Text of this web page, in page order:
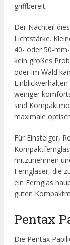
griffbereit.
Der Nachteil
Lichtstärke.
40- oder 50-
kein großes
oder im Wald
weniger
sind
maximale
Für Einsteiger,
mitzunehmen
Ferngläser, die
ein Fernglas
guten
Pentax
Die Pentax